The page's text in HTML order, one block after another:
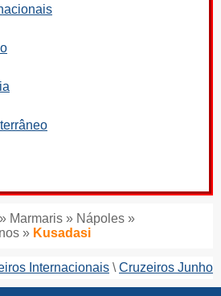
» Marmaris » Nápoles »
» Kusadasi
Internacionais Cruzeiros Junho